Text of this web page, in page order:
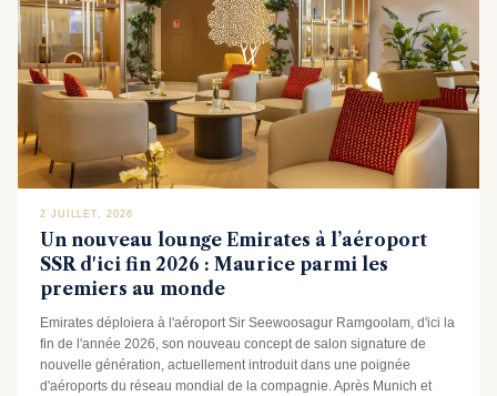
2 JUILLET, 2026
Un nouveau lounge Emirates à l’aéroport
SSR d'ici fin 2026 : Maurice parmi les
premiers au monde
Emirates déploiera à l'aéroport Sir Seewoosagur Ramgoolam, d'ici la
fin de l'année 2026, son nouveau concept de salon signature de
nouvelle génération, actuellement introduit dans une poignée
d'aéroports du réseau mondial de la compagnie. Après Munich et